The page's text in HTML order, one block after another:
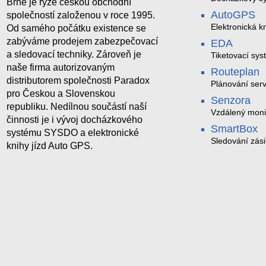
společností založenou v roce 1995.
Od samého počátku existence se
zabýváme prodejem zabezpečovací
a sledovací techniky. Zároveň je
naše firma autorizovaným
distributorem společnosti Paradox
pro Českou a Slovenskou
republiku. Nedílnou součástí naší
činnosti je i vývoj docházkového
systému SYSDO a elektronické
knihy jízd Auto GPS.
AutoGPS
Elektronická
EDA
Tiketovací
Routeplan
Plánování
Senzora
Vzdálený
SmartBox
Sledování